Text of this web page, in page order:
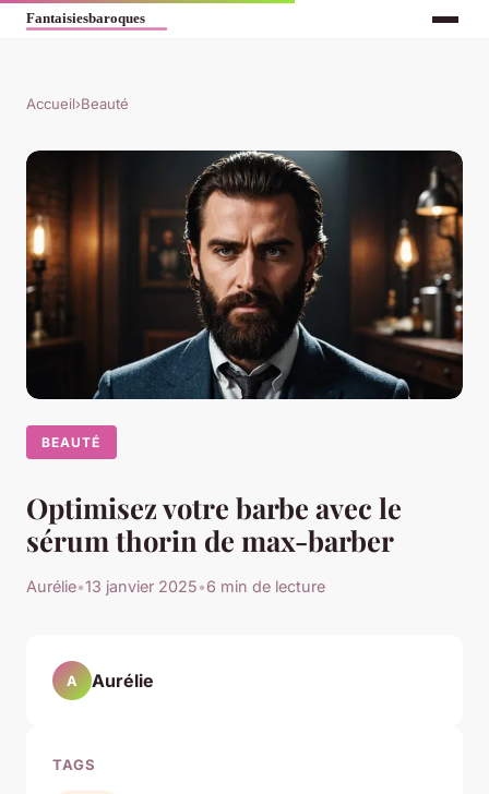
Accueil›Beauté
BEAUTÉ
Optimisez votre barbe avec le
sérum thorin de max-barber
Aurélie•13 janvier 2025•6 min de lecture
A Aurélie
TAGS